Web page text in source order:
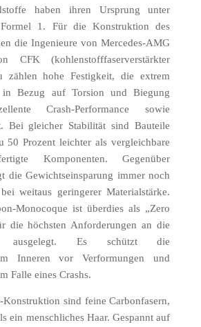
haben ihren Ursprung unter
1. Für die Konstruktion des
die Ingenieure von Mercedes-AMG
CFK (kohlenstofffaserverstärkter
zählen hohe Festigkeit, die extrem
in Bezug auf Torsion und Biegung
Crash-Performance sowie
Bei gleicher Stabilität sind Bauteile
50 Prozent leichter als vergleichbare
Komponenten. Gegenüber
die Gewichtseinsparung immer noch
weitaus geringerer Materialstärke.
Monocoque ist überdies als „Zero
die höchsten Anforderungen an die
ausgelegt. Es schützt die
Inneren vor Verformungen und
Falle eines Crashs.
sind feine Carbonfasern,
ein menschliches Haar. Gespannt auf